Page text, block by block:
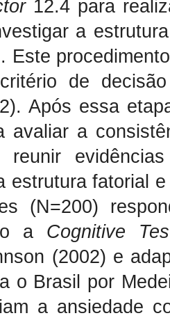
12.4 para
a
Este
de
Após essa
avaliar a
reunir
estrutura fatorial
(N=200)
a Cognitive
(2002) e
o Brasil por
a ansiedade